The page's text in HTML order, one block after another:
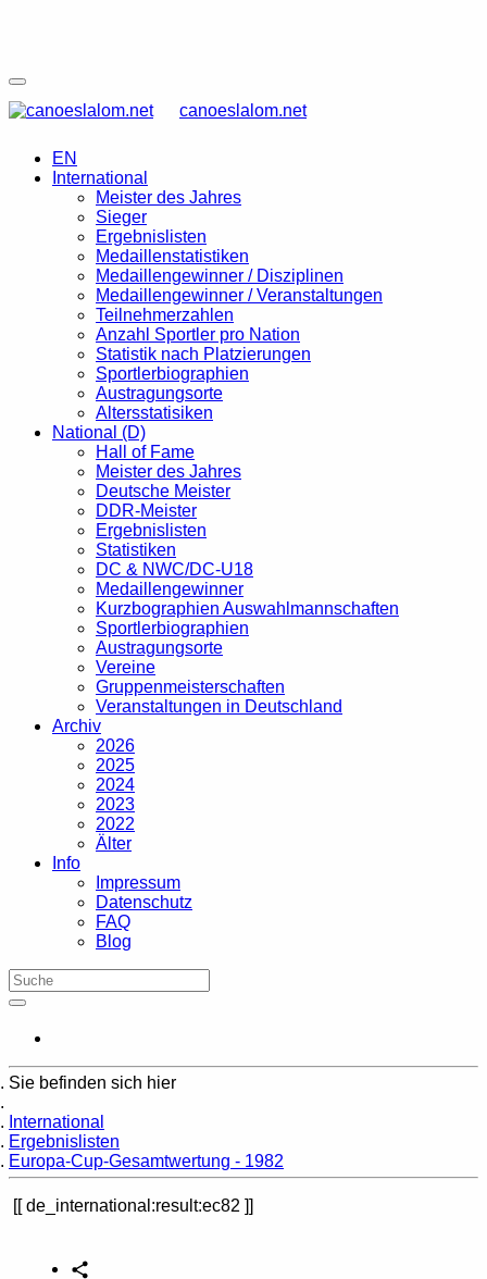
canoeslalom.net
EN
International
Meister des Jahres
Sieger
Ergebnislisten
Medaillenstatistiken
Medaillengewinner / Disziplinen
Medaillengewinner / Veranstaltungen
Teilnehmerzahlen
Anzahl Sportler pro Nation
Statistik nach Platzierungen
Sportlerbiographien
Austragungsorte
Altersstatisiken
National (D)
Hall of Fame
Meister des Jahres
Deutsche Meister
DDR-Meister
Ergebnislisten
Statistiken
DC & NWC/DC-U18
Medaillengewinner
Kurzbographien Auswahlmannschaften
Sportlerbiographien
Austragungsorte
Vereine
Gruppenmeisterschaften
Veranstaltungen in Deutschland
Archiv
2026
2025
2024
2023
2022
Älter
Info
Impressum
Datenschutz
FAQ
Blog
Sie befinden sich hier
International
Ergebnislisten
Europa-Cup-Gesamtwertung - 1982
de_international:result:ec82